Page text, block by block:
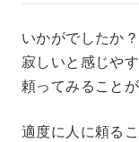
いかがでしたか？
寂しいと感じや
頼ってみることが
適度に人に頼る